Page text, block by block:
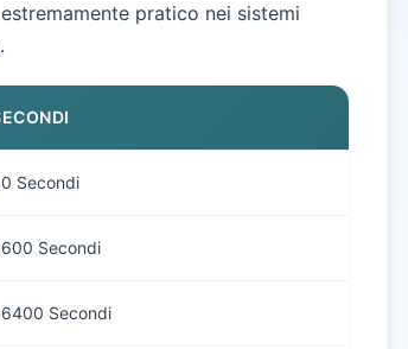
pratico nei sistemi
Secondi
Secondi
Secondi